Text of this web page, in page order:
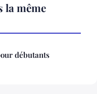
même
débutants